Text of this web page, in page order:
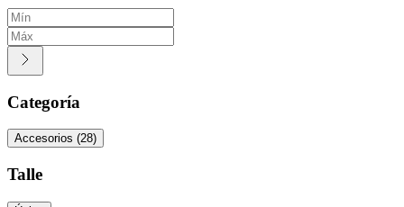
Categoría
Accesorios (28)
Talle